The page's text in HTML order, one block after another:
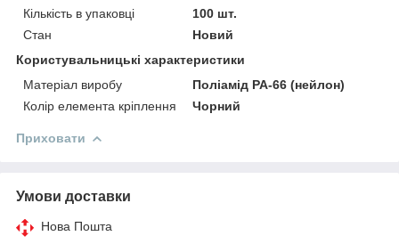
Кількість в упаковці
100 шт.
Стан
Новий
Користувальницькі характеристики
Матеріал виробу
Поліамід РА-66 (нейлон)
Колір елемента кріплення
Чорний
Приховати
Умови доставки
Нова Пошта